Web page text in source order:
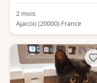
2 mois
Ajaccio (20000) France